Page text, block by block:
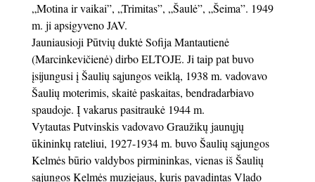
„Motina ir vaikai”, „Trimitas”, „Šaulė”, „Šeima”. 1949
m. ji apsigyveno JAV.
Jauniausioji Pūtvių duktė Sofija Mantautienė
(Marcinkevičienė) dirbo ELTOJE. Ji taip pat buvo
įsijungusi į Šaulių sąjungos veiklą, 1938 m. vadovavo
Šaulių moterimis, skaitė paskaitas, bendradarbiavo
spaudoje. Į vakarus pasitraukė 1944 m.
Vytautas Putvinskis vadovavo Graužikų jaunųjų
ūkininkų rateliui, 1927-1934 m. buvo Šaulių sąjungos
Kelmės būrio valdybos pirmininkas, vienas iš Šaulių
sąjungos Kelmės muziejaus, kuris pavadintas Vlado